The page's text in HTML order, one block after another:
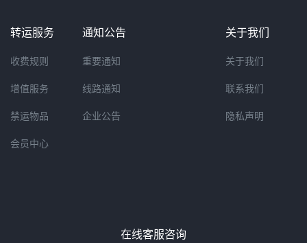
转运服务
收费规则
增值服务
禁运物品
会员中心
通知公告
重要通知
线路通知
企业公告
关于我们
关于我们
联系我们
隐私声明
在线客服咨询